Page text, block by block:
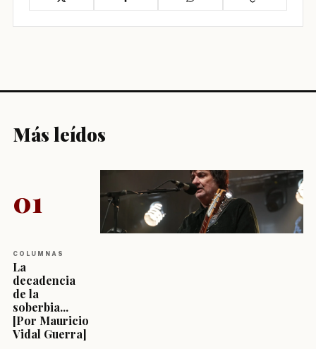
Más leídos
01
COLUMNAS
La
decadencia
de la
soberbia...
[Por Mauricio
Vidal Guerra]